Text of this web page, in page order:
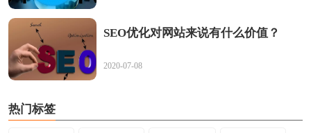
SEO优化对网站来说有什么价值？
2020-07-08
热门标签